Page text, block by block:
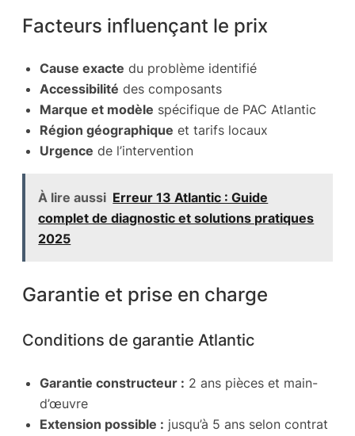
Facteurs influençant le prix
Cause exacte du problème identifié
Accessibilité des composants
Marque et modèle spécifique de PAC Atlantic
Région géographique et tarifs locaux
Urgence de l’intervention
À lire aussi Erreur 13 Atlantic : Guide
complet de diagnostic et solutions pratiques
2025
Garantie et prise en charge
Conditions de garantie Atlantic
Garantie constructeur : 2 ans pièces et main-
d’œuvre
Extension possible : jusqu’à 5 ans selon contrat